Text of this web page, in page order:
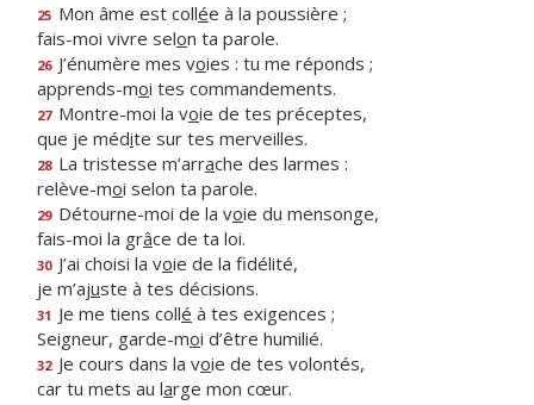
25 Mon âme est collée à la poussière ;
fais-moi vivre selon ta parole.
26 J’énumère mes voies : tu me réponds ;
apprends-moi tes commandements.
27 Montre-moi la voie de tes préceptes,
que je médite sur tes merveilles.
28 La tristesse m’arrache des larmes :
relève-moi selon ta parole.
29 Détourne-moi de la voie du mensonge,
fais-moi la grâce de ta loi.
30 J’ai choisi la voie de la fidélité,
je m’ajuste à tes décisions.
31 Je me tiens collé à tes exigences ;
Seigneur, garde-moi d’être humilié.
32 Je cours dans la voie de tes volontés,
car tu mets au large mon cœur.